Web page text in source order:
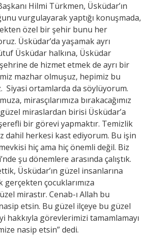
Hilmi Türkmen, Üsküdar’ın
vurgulayarak yaptığı konuşmada,
özel bir şehir bunu her
Üsküdar’da yaşamak ayrı
Üsküdar halkına, Üsküdar
de hizmet etmek de ayrı bir
mazhar olmuşuz, hepimiz bu
Siyasi ortamlarda da söylüyorum.
mirasçılarımıza bırakacağımız
miraslardan birisi Üsküdar’a
bir görevi yapmaktır. Temizlik
dahil herkesi kast ediyorum. Bu işin
hiç ama hiç önemli değil. Biz
şu dönemlere arasında çalıştık.
Üsküdar’ın güzel insanlarına
çocuklarımıza
mirastır. Cenab-ı Allah bu
etsin. Bu güzel ilçeye bu güzel
hakkıyla görevlerimizi tamamlamayı
nasip etsin” dedi.